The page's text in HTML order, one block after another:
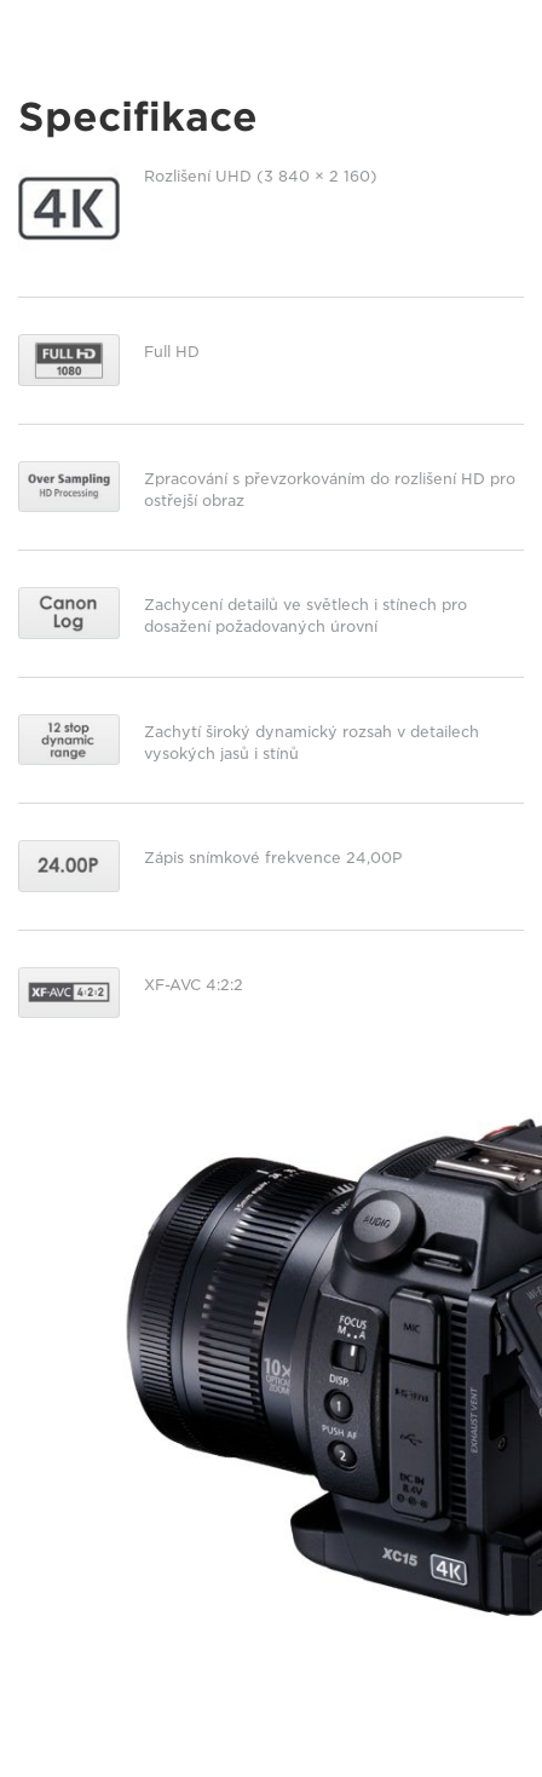
Specifikace
Rozlišení UHD (3 840 × 2 160)
Full HD
Zpracování s převzorkováním do rozlišení HD pro
ostřejší obraz
Zachycení detailů ve světlech i stínech pro
dosažení požadovaných úrovní
Zachytí široký dynamický rozsah v detailech
vysokých jasů i stínů
Zápis snímkové frekvence 24,00P
XF-AVC 4:2:2